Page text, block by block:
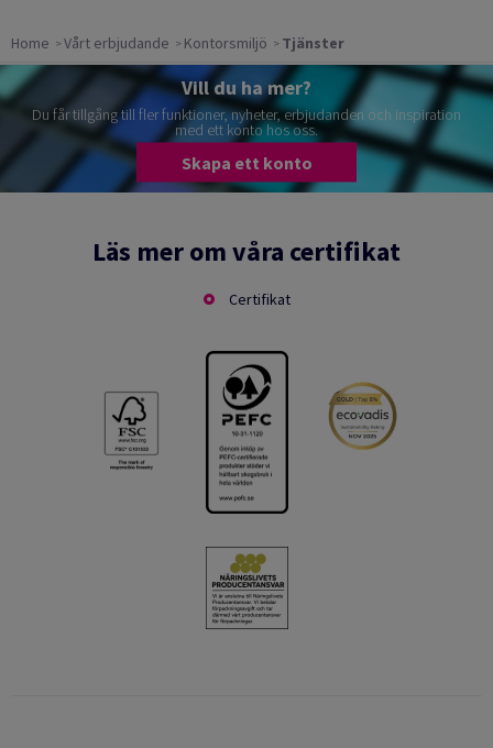
Home Vårt erbjudande Kontorsmiljö Tjänster
Vill du ha mer?
Du får tillgång till fler funktioner, nyheter, erbjudanden och inspiration
med ett konto hos oss.
Skapa ett konto
Läs mer om våra certifikat
Certifikat